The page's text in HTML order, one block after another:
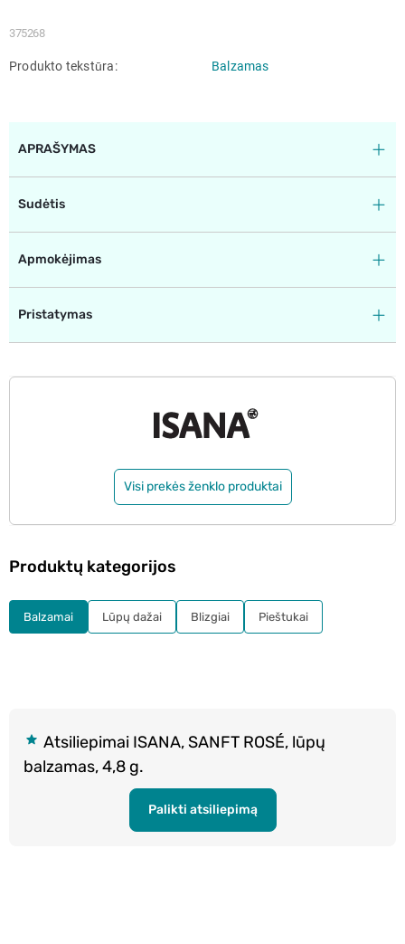
375268
Produkto tekstūra Balzamas
APRAŠYMAS
Sudėtis
Apmokėjimas
Pristatymas
Visi prekės ženklo produktai
Atsiliepimai ISANA, SANFT ROSÉ, lūpų
balzamas, 4,8 g.
Palikti atsiliepimą
Produktų kategorijos
Balzamai Lūpų dažai Blizgiai Pieštukai